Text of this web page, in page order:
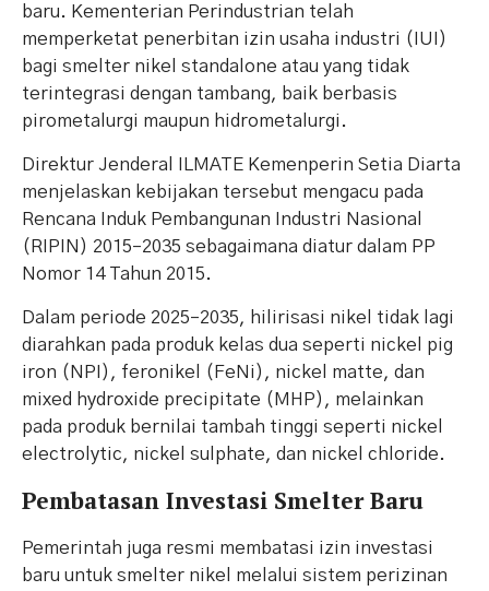
baru. Kementerian Perindustrian telah
memperketat penerbitan izin usaha industri (IUI)
bagi smelter nikel standalone atau yang tidak
terintegrasi dengan tambang, baik berbasis
pirometalurgi maupun hidrometalurgi.
Direktur Jenderal ILMATE Kemenperin Setia Diarta
menjelaskan kebijakan tersebut mengacu pada
Rencana Induk Pembangunan Industri Nasional
(RIPIN) 2015–2035 sebagaimana diatur dalam PP
Nomor 14 Tahun 2015.
Dalam periode 2025–2035, hilirisasi nikel tidak lagi
diarahkan pada produk kelas dua seperti nickel pig
iron (NPI), feronikel (FeNi), nickel matte, dan
mixed hydroxide precipitate (MHP), melainkan
pada produk bernilai tambah tinggi seperti nickel
electrolytic, nickel sulphate, dan nickel chloride.
Pembatasan Investasi Smelter Baru
Pemerintah juga resmi membatasi izin investasi
baru untuk smelter nikel melalui sistem perizinan